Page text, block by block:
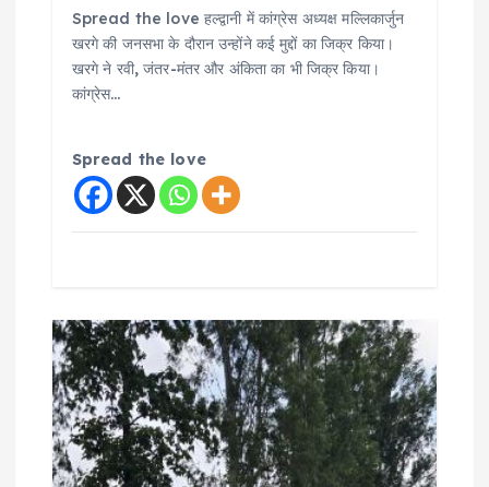
Spread the love हल्द्वानी में कांग्रेस अध्यक्ष मल्लिकार्जुन
खरगे की जनसभा के दौरान उन्होंने कई मुद्दों का जिक्र किया।
खरगे ने रवी, जंतर-मंतर और अंकिता का भी जिक्र किया।
कांग्रेस…
Spread the love